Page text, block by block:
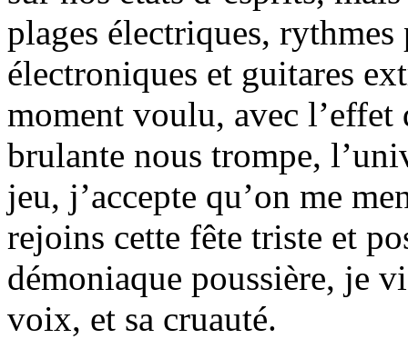
plages électriques,
électroniques et guitares
moment voulu, avec
brulante nous trompe,
jeu, j’accepte qu’on me
rejoins cette fête triste et
démoniaque poussière, je
voix, et sa cruauté.